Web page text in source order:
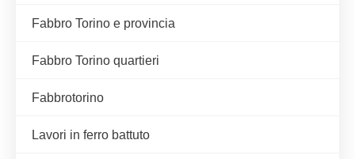
Fabbro Torino e provincia
Fabbro Torino quartieri
Fabbrotorino
Lavori in ferro battuto